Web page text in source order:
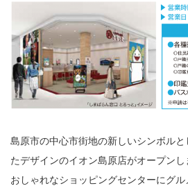
島原市の中心市街地の新しいシンボル
たデザインのイオン島原店がオープンし
おしゃれなショッピングセンターにグ